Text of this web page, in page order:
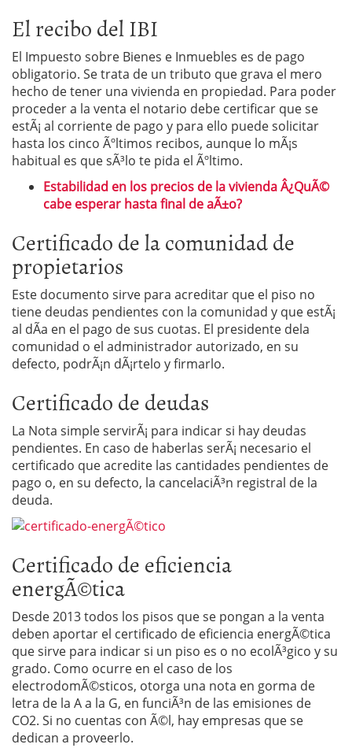
El recibo del IBI
El Impuesto sobre Bienes e Inmuebles es de pago
obligatorio. Se trata de un tributo que grava el mero
hecho de tener una vivienda en propiedad. Para poder
proceder a la venta el notario debe certificar que se
estÃ¡ al corriente de pago y para ello puede solicitar
hasta los cinco Ãºltimos recibos, aunque lo mÃ¡s
habitual es que sÃ³lo te pida el Ãºltimo.
Estabilidad en los precios de la vivienda Â¿QuÃ©
cabe esperar hasta final de aÃ±o?
Certificado de la comunidad de
propietarios
Este documento sirve para acreditar que el piso no
tiene deudas pendientes con la comunidad y que estÃ¡
al dÃ­a en el pago de sus cuotas. El presidente dela
comunidad o el administrador autorizado, en su
defecto, podrÃ¡n dÃ¡rtelo y firmarlo.
Certificado de deudas
La Nota simple servirÃ¡ para indicar si hay deudas
pendientes. En caso de haberlas serÃ¡ necesario el
certificado que acredite las cantidades pendientes de
pago o, en su defecto, la cancelaciÃ³n registral de la
deuda.
Certificado de eficiencia
energÃ©tica
Desde 2013 todos los pisos que se pongan a la venta
deben aportar el certificado de eficiencia energÃ©tica
que sirve para indicar si un piso es o no ecolÃ³gico y su
grado. Como ocurre en el caso de los
electrodomÃ©sticos, otorga una nota en gorma de
letra de la A a la G, en funciÃ³n de las emisiones de
CO2. Si no cuentas con Ã©l, hay empresas que se
dedican a proveerlo.